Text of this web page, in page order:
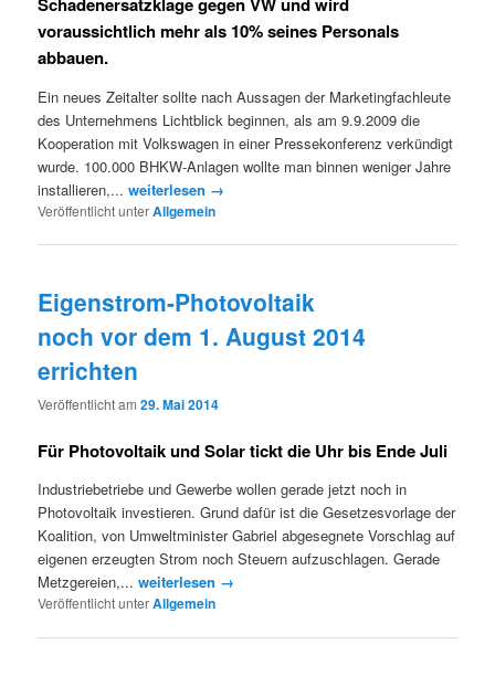
Schadenersatzklage gegen VW und wird
voraussichtlich mehr als 10% seines Personals
abbauen.
Ein neues Zeitalter sollte nach Aussagen der Marketingfachleute
des Unternehmens Lichtblick beginnen, als am 9.9.2009 die
Kooperation mit Volkswagen in einer Pressekonferenz verkündigt
wurde. 100.000 BHKW-Anlagen wollte man binnen weniger Jahre
installieren,...weiterlesen →
Veröffentlicht unterAllgemein
Eigenstrom-Photovoltaik
noch vor dem 1. August 2014
errichten
Veröffentlicht am29. Mai 2014
Für Photovoltaik und Solar tickt die Uhr bis Ende Juli
Industriebetriebe und Gewerbe wollen gerade jetzt noch in
Photovoltaik investieren. Grund dafür ist die Gesetzesvorlage der
Koalition, von Umweltminister Gabriel abgesegnete Vorschlag auf
eigenen erzeugten Strom noch Steuern aufzuschlagen. Gerade
Metzgereien,...weiterlesen →
Veröffentlicht unterAllgemein